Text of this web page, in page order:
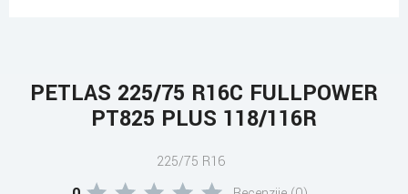
PETLAS 225/75 R16C FULLPOWER
PT825 PLUS 118/116R
225/75 R16